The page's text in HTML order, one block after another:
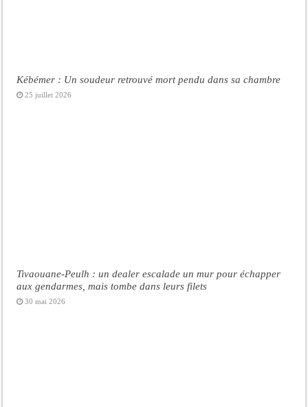
Kébémer : Un soudeur retrouvé mort pendu dans sa chambre
25 juillet 2026
Tivaouane-Peulh : un dealer escalade un mur pour échapper
aux gendarmes, mais tombe dans leurs filets
30 mai 2026